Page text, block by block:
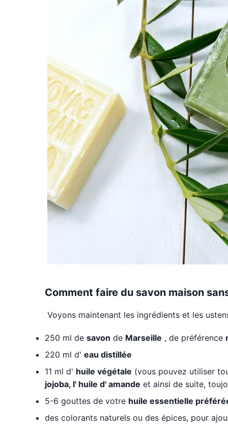
Comment faire du savon maison
Voyons maintenant les ingrédients et les
250 ml de savon de Marseille , de préférence
220 ml d' eau distillée
11 ml d' huile végétale (vous pouvez utiliser
jojoba, l' huile d' amande et ainsi de suite,
5-6 gouttes de votre huile essentielle
des colorants naturels ou des épices, pour